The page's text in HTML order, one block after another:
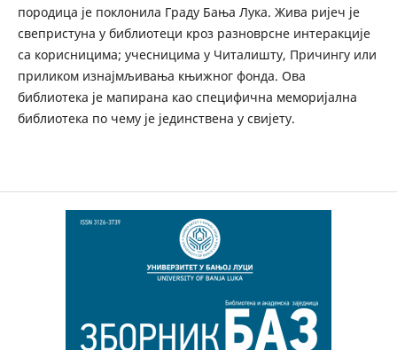
породица је поклонила Граду Бања Лука. Жива ријеч је
свепристуна у библиотеци кроз разноврсне интеракције
са корисницима; учесницима у Читалишту, Причингу или
приликом изнајмљивања књижног фонда. Ова
библиотека је мапирана као специфична меморијална
библиотека по чему је јединствена у свијету.